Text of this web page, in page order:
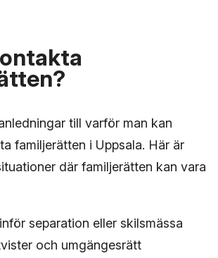
till varför man kan
familjerätten i Uppsala. Här är
där familjerätten kan vara
separation eller skilsmässa
och umgängesrätt